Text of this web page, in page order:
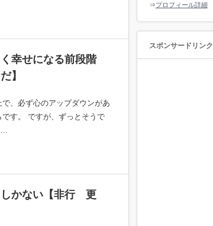
幸せになる前段階
】
、必ず心のアップダウンがあ
す。 ですが、ずっとそうで
…
しかない【非行 更
⇒プロフィール詳細
スポンサードリンク